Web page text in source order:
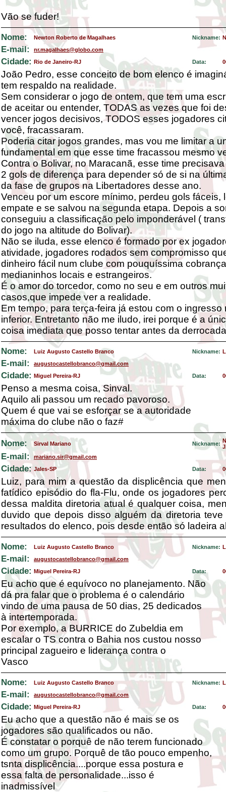
Vão se fuder!
Nome: Newton Roberto de Magalhaes Nickname:
E-mail: nr.magalhaes@globo.com
Cidade: Rio de Janeiro-RJ Data:
João Pedro, esse conceito de bom elenco é
tem respaldo na realidade.
Sem considerar o jogo de ontem, que tem uma
de aceitar ou entender, TODAS as vezes que foi
vencer jogos decisivos, TODOS esses jogadores
você, fracassaram.
Poderia citar jogos grandes, mas vou me limitar a
fundamental em que esse time fracassou mesmo
Contra o Bolivar, no Maracanã, esse time
2 gols de diferença para depender só de si na
da fase de grupos na Libertadores desse ano.
Venceu por um escore mínimo, perdeu gols fáceis,
empate e se salvou na segunda etapa. Depois a
conseguiu a classificação pelo imponderável (
do jogo na altitude do Bolivar).
Não se iluda, esse elenco é formado por ex
atividade, jogadores rodados sem compromisso
dinheiro fácil num clube com pouquíssima
medianinhos locais e estrangeiros.
É o amor do torcedor, como no seu e em outros
casos,que impede ver a realidade.
Em tempo, para terça-feira já estou com o ingresso
inferior. Entretanto não me iludo, irei porque é a
coisa imediata que posso tentar antes da
Nome: Luiz Augusto Castello Branco Nickname:
E-mail: augustocastellobranco@gmail.com
Cidade: Miguel Pereira-RJ Data:
Penso a mesma coisa, Sinval.
Aquilo ali passou um recado pavoroso.
Quem é que vai se esforçar se a autoridade
máxima do clube não o faz#
Nome: Sirval Mariano Nickname:
E-mail: mariano.sir@gmail.com
Cidade: Jales-SP Data:
Luiz, para mim a questão da displicência que
fatídico episódio do fla-Flu, onde os jogadores
dessa maldita diretoria atual é qualquer coisa,
duvido que depois disso alguém da diretoria
resultados do elenco, pois desde então só ladeira
Nome: Luiz Augusto Castello Branco Nickname:
E-mail: augustocastellobranco@gmail.com
Cidade: Miguel Pereira-RJ Data:
Eu acho que é equívoco no planejamento. Não
dá pra falar que o problema é o calendário
vindo de uma pausa de 50 dias, 25 dedicados
à intertemporada.
Por exemplo, a BURRICE do Zubeldia em
escalar o TS contra o Bahia nos custou nosso
principal zagueiro e liderança contra o
Vasco
Nome: Luiz Augusto Castello Branco Nickname:
E-mail: augustocastellobranco@gmail.com
Cidade: Miguel Pereira-RJ Data:
Eu acho que a questão não é mais se os
jogadores são qualificados ou não.
É constatar o porquê de não terem funcionado
como um grupo. Porquê de tão pouco empenho,
tsnta displicência....porque essa postura e
essa falta de personalidade...isso é
inadmissível